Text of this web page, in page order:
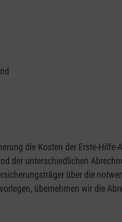
die Kosten der Erste-
der unterschiedlichen
über die
übernehmen wir die